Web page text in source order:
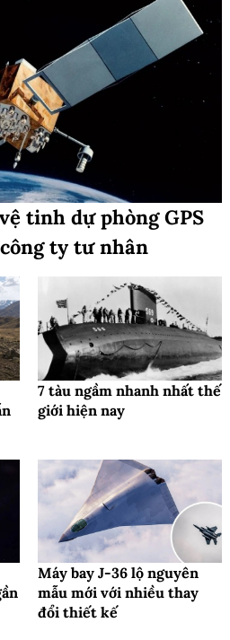
tinh dự phòng GPS
ty tư nhân
7 tàu ngầm nhanh nhất thế
giới hiện nay
Máy bay J-36 lộ nguyên
mẫu mới với nhiều thay
đổi thiết kế